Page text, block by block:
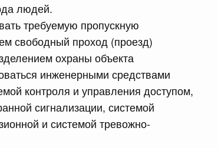
людей.
требуемую пропускную
свободный проход (проезд)
охраны объекта
инженерными средствами
контроля и управления доступом,
сигнализации, системой
и системой тревожно-
всем документам
Номер
Дата подписания